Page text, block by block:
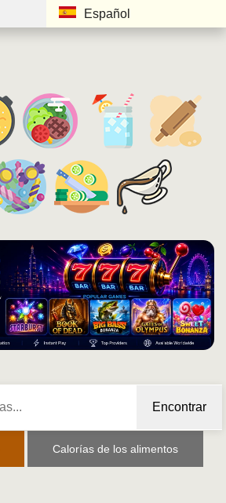
Español
Encontrar
Calorías de los alimentos